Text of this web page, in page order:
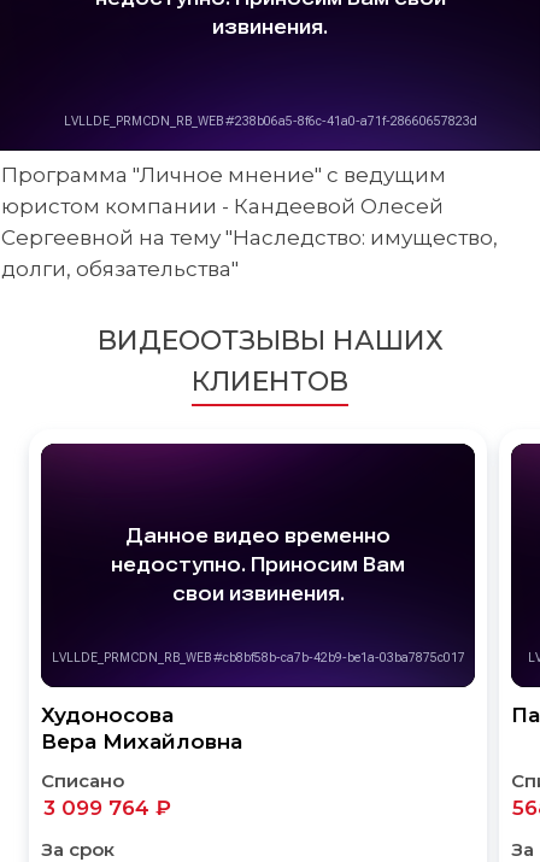
Программа "Личное мнение" с ведущим
юристом компании - Кандеевой Олесей
Сергеевной на тему "Наследство: имущество,
долги, обязательства"
ВИДЕООТЗЫВЫ НАШИХ
КЛИЕНТОВ
За
Худоносова
Вера Михайловна
За срок
Списано
3 099 764 ₽